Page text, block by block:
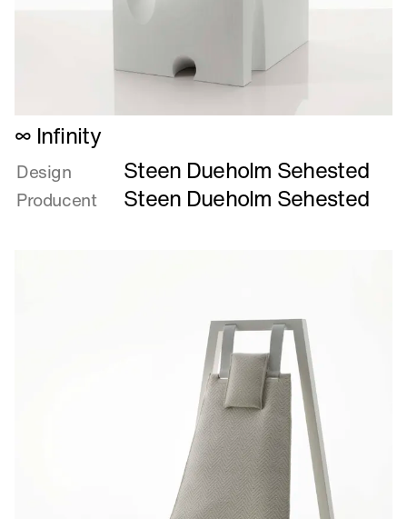
Læs
mere
om
∞
Infinity
∞ Infinity
Design Steen Dueholm Sehested
Producent Steen Dueholm Sehested